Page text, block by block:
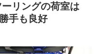
リングの荷室は
手も良好